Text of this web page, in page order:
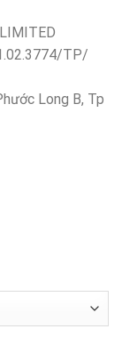
TP/
Long B, Tp